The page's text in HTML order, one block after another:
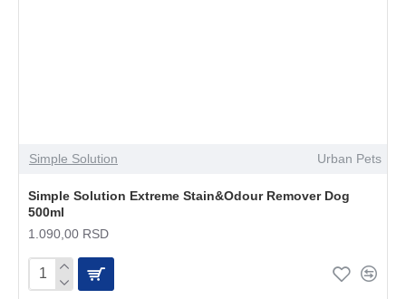
Simple Solution Urban Pets
Simple Solution Extreme Stain&Odour Remover Dog
500ml
1.090,00 RSD